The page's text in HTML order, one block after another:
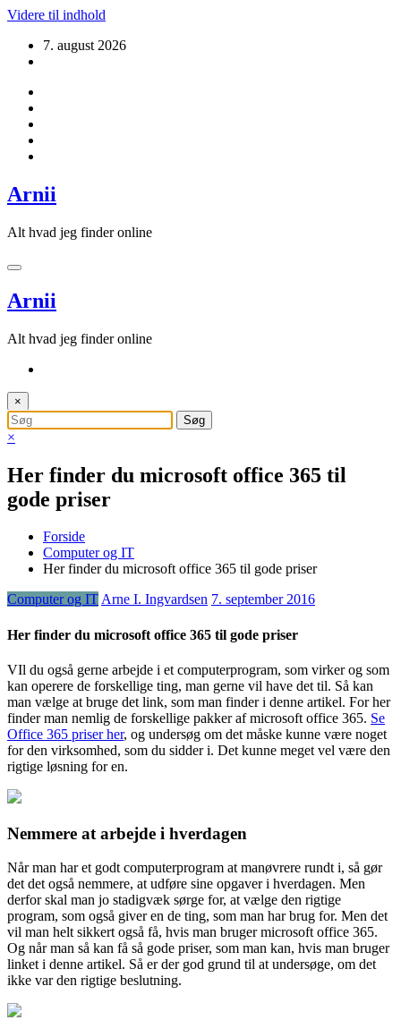
Videre til indhold
7. august 2026
Arnii
Alt hvad jeg finder online
Arnii
Alt hvad jeg finder online
×
×
Her finder du microsoft office 365 til
gode priser
Forside
Computer og IT
Her finder du microsoft office 365 til gode priser
Computer og ITArne I. Ingvardsen 7. september 2016
Her finder du microsoft office 365 til gode priser
VIl du også gerne arbejde i et computerprogram, som virker og som
kan operere de forskellige ting, man gerne vil have det til. Så kan
man vælge at bruge det link, som man finder i denne artikel. For her
finder man nemlig de forskellige pakker af microsoft office 365. Se
Office 365 priser her, og undersøg om det måske kunne være noget
for den virksomhed, som du sidder i. Det kunne meget vel være den
rigtige løsning for en.
Nemmere at arbejde i hverdagen
Når man har et godt computerprogram at manøvrere rundt i, så gør
det det også nemmere, at udføre sine opgaver i hverdagen. Men
derfor skal man jo stadigvæk sørge for, at vælge den rigtige
program, som også giver en de ting, som man har brug for. Men det
vil man helt sikkert også få, hvis man bruger microsoft office 365.
Og når man så kan få så gode priser, som man kan, hvis man bruger
linket i denne artikel. Så er der god grund til at undersøge, om det
ikke var den rigtige beslutning.